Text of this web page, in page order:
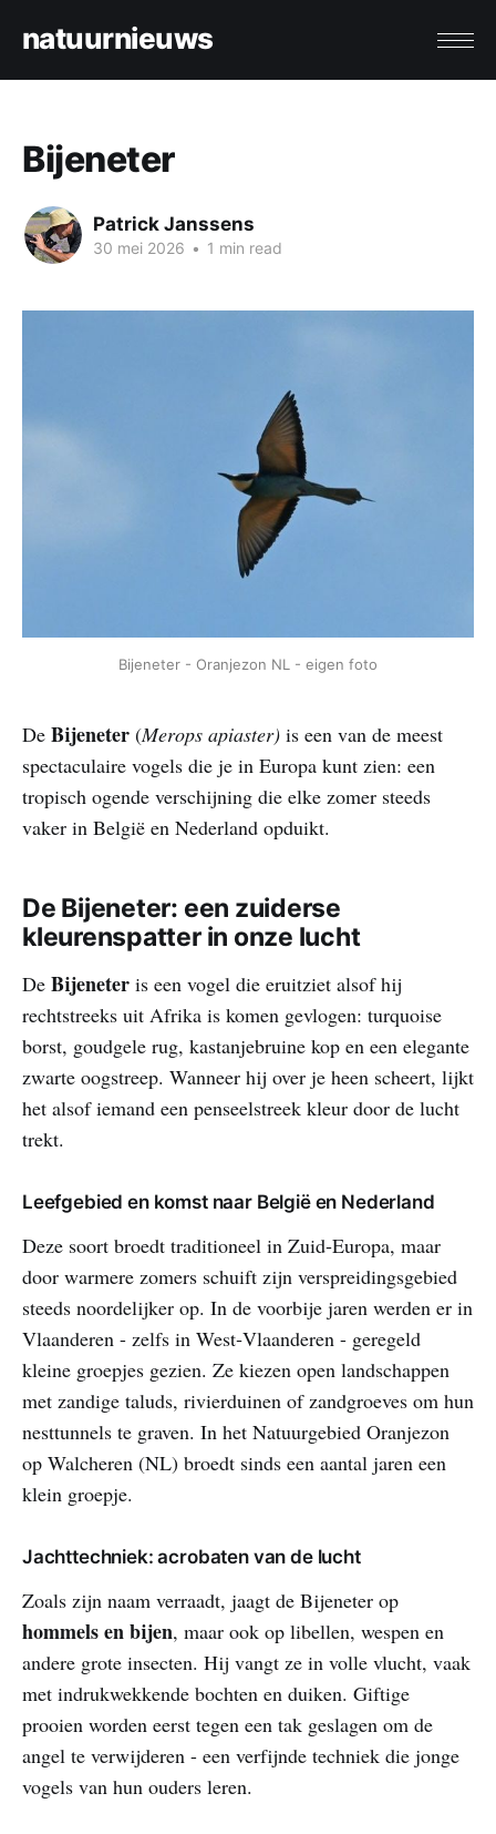
natuurnieuws
Bijeneter
Patrick Janssens
30 mei 2026 • 1 min read
Bijeneter - Oranjezon NL - eigen foto
De Bijeneter (Merops apiaster) is een van de meest
spectaculaire vogels die je in Europa kunt zien: een
tropisch ogende verschijning die elke zomer steeds
vaker in België en Nederland opduikt.
De Bijeneter: een zuiderse
kleurenspatter in onze lucht
De Bijeneter is een vogel die eruitziet alsof hij
rechtstreeks uit Afrika is komen gevlogen: turquoise
borst, goudgele rug, kastanjebruine kop en een elegante
zwarte oogstreep. Wanneer hij over je heen scheert, lijkt
het alsof iemand een penseelstreek kleur door de lucht
trekt.
Leefgebied en komst naar België en Nederland
Deze soort broedt traditioneel in Zuid‑Europa, maar
door warmere zomers schuift zijn verspreidingsgebied
steeds noordelijker op. In de voorbije jaren werden er in
Vlaanderen - zelfs in West‑Vlaanderen - geregeld
kleine groepjes gezien. Ze kiezen open landschappen
met zandige taluds, rivierduinen of zandgroeves om hun
nesttunnels te graven. In het Natuurgebied Oranjezon
op Walcheren (NL) broedt sinds een aantal jaren een
klein groepje.
Jachttechniek: acrobaten van de lucht
Zoals zijn naam verraadt, jaagt de Bijeneter op
hommels en bijen, maar ook op libellen, wespen en
andere grote insecten. Hij vangt ze in volle vlucht, vaak
met indrukwekkende bochten en duiken. Giftige
prooien worden eerst tegen een tak geslagen om de
angel te verwijderen - een verfijnde techniek die jonge
vogels van hun ouders leren.